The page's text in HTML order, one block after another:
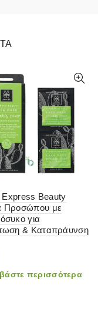
Express Beauty
Προσώπου με
για
& Καταπράυνση
περισσότερα